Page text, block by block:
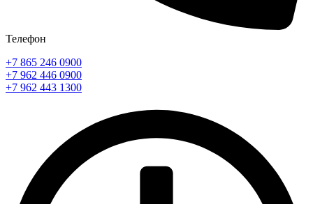
Телефон
+7 865 246 0900
+7 962 446 0900
+7 962 443 1300